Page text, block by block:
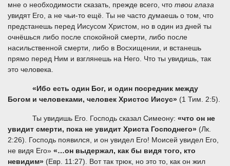
мне о необходимости сказать, прежде всего, что твои глаза
увидят Его, а не чьи-то ещё. Ты не часто думаешь о том, что
предстанешь перед Иисусом Христом, но в один из дней ты
очнёшься либо после спокойной смерти, либо после
насильственной смерти, либо в Восхищении, и встанешь
прямо перед Ним и взглянешь на Него. Что ты увидишь, так
это человека.
«Ибо есть один Бог, и один посредник между
Богом и человеками, человек Христос Иисус» (1 Тим. 2:5).
Ты увидишь Его. Господь сказал Симеону: «что он не
увидит смерти, пока не увидит Христа Господнего» (Лк.
2:26). Господь появился, и он увидел Его! Моисей увидел Его,
не видя Его» «…он выдержал, как бы видя того, кто
невидим» (Евр. 11:27). Вот так трюк, но это то, как он жил